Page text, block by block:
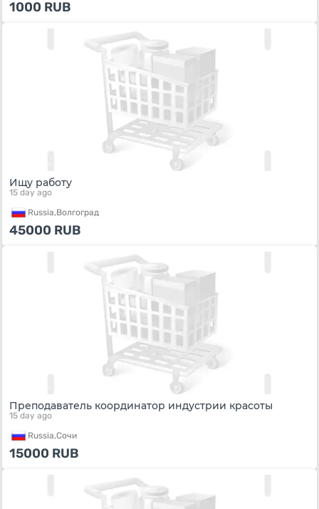
1000 RUB
Ищу работу
15 day ago
Russia,Волгоград
45000 RUB
Преподаватель координатор индустрии красоты
15 day ago
Russia,Сочи
15000 RUB